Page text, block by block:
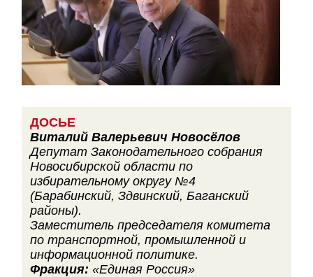
ДОСЬЕ
Виталий Валерьевич Новосёлов
Депутат Законодательного собрания
Новосибирской области по
избирательному округу №4
(Барабинский, Здвинский, Баганский
районы).
Заместитель председателя комитета
по транспортной, промышленной и
информационной политике.
Фракция: «Единая Россия»